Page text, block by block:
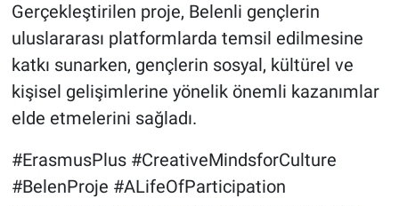
Gerçekleştirilen proje, Belenli gençlerin
uluslararası platformlarda temsil edilmesine
katkı sunarken, gençlerin sosyal, kültürel ve
kişisel gelişimlerine yönelik önemli kazanımlar
elde etmelerini sağladı.
#ErasmusPlus #CreativeMindsforCulture
#BelenProje #ALifeOfParticipation